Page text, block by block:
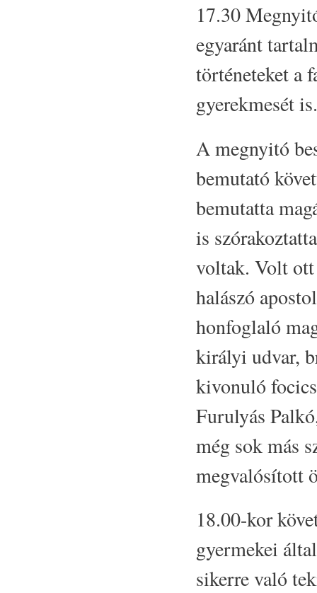
17.30
egyaránt
történeteket a
gyerekmesét
A megnyitó
bemutató
bemutatta
is
voltak. Volt ott
halászó
honfoglaló
királyi udvar,
kivonuló
Furulyás
még sok más
megvalósított
18.00-kor
gyermekei
sikerre való